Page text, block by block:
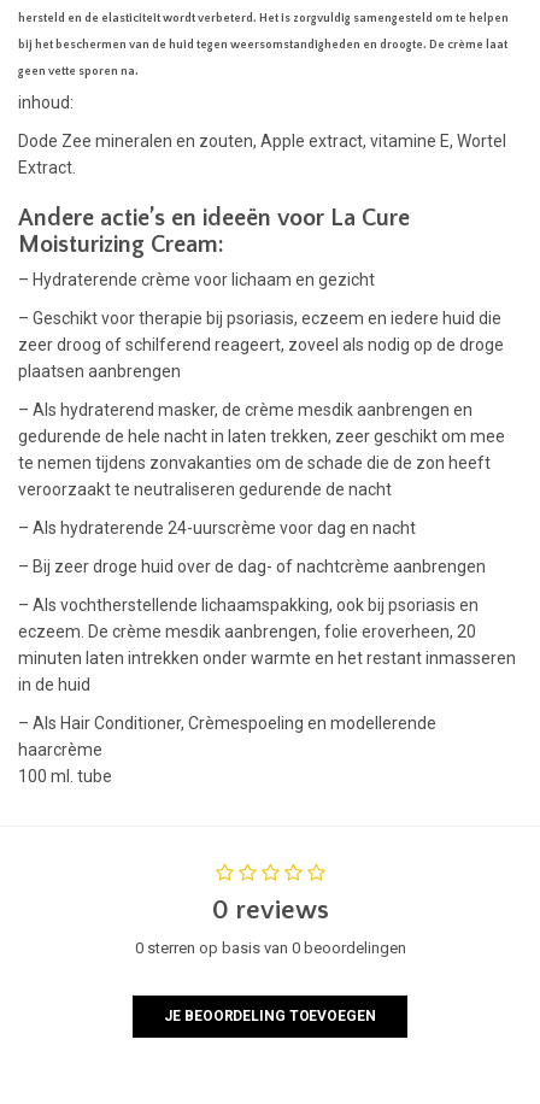
hersteld en de elasticiteit wordt verbeterd. Het is zorgvuldig samengesteld om te helpen
bij het beschermen van de huid tegen weersomstandigheden en droogte. De crème laat
geen vette sporen na.
inhoud:
Dode Zee mineralen en zouten, Apple extract, vitamine E, Wortel
Extract.
Andere actie’s en ideeën voor La Cure
Moisturizing Cream:
– Hydraterende crème voor lichaam en gezicht
– Geschikt voor therapie bij psoriasis, eczeem en iedere huid die
zeer droog of schilferend reageert, zoveel als nodig op de droge
plaatsen aanbrengen
– Als hydraterend masker, de crème mesdik aanbrengen en
gedurende de hele nacht in laten trekken, zeer geschikt om mee
te nemen tijdens zonvakanties om de schade die de zon heeft
veroorzaakt te neutraliseren gedurende de nacht
– Als hydraterende 24-uurscrème voor dag en nacht
– Bij zeer droge huid over de dag- of nachtcrème aanbrengen
– Als vochtherstellende lichaamspakking, ook bij psoriasis en
eczeem. De crème mesdik aanbrengen, folie eroverheen, 20
minuten laten intrekken onder warmte en het restant inmasseren
in de huid
– Als Hair Conditioner, Crèmespoeling en modellerende
haarcrème
100 ml. tube
0 reviews
0 sterren op basis van 0 beoordelingen
JE BEOORDELING TOEVOEGEN